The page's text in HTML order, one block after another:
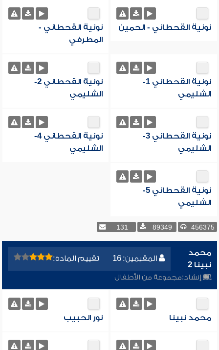
نونية القحطاني - الحمين
نونية القحطاني -
المطرفي
نونية القحطاني 1-
الشليمي
نونية القحطاني 2-
الشليمي
نونية القحطاني 3-
الشليمي
نونية القحطاني 4-
الشليمي
نونية القحطاني 5-
الشليمي
456375
89349
131
المقيمين: 16 تقييم المادة:
محمد
نبينا 2
إنشاد:مجموعة من الأطفال
محمد نبينا نور الحبيب